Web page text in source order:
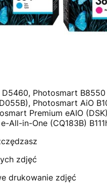
Photosmart
Photosmart AiO
Premium eAIO
All-in-One (CQ183B)
zdjęć
drukowanie zdjęć